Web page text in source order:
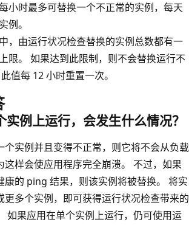
小时最多可替换一个不正常的实例，每天
例。
，由运行状况检查替换的实例总数都有一
限。 如果达到此限制，则不会替换运行不
值每 12 小时重置一次。
实例上运行，会发生什么情况？
个实例并且变得不正常，则它将不会从负载
这样会使应用程序完全崩溃。 不过，如果
康的 ping 结果，则该实例将被替换。 将实
更多个实例，即可获得运行状况检查带来的
如果应用在单个实例上运行，仍可使用运